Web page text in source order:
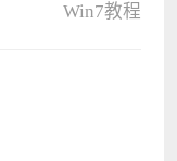
Win7教程